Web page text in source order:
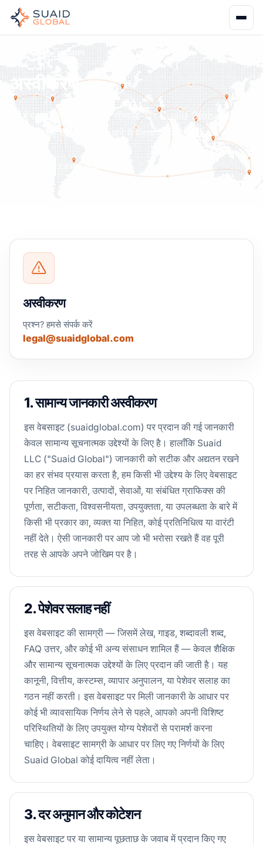
कानूनी अस्वीकरण
अस्वीकरण
इस वेबसाइट की सामग्री की सीमाओं और Suaid Global की सेवा
प्रतिबद्धताओं की प्रकृति के बारे में महत्वपूर्ण जानकारी।
अंतिम अद्यतन: 1 फरवरी 2026
अस्वीकरण
प्रश्न? हमसे संपर्क करें
legal@suaidglobal.com
1. सामान्य जानकारी अस्वीकरण
इस वेबसाइट (suaidglobal.com) पर प्रदान की गई जानकारी
केवल सामान्य सूचनात्मक उद्देश्यों के लिए है। हालाँकि Suaid
LLC ("Suaid Global") जानकारी को सटीक और अद्यतन रखने
का हर संभव प्रयास करता है, हम किसी भी उद्देश्य के लिए वेबसाइट
पर निहित जानकारी, उत्पादों, सेवाओं, या संबंधित ग्राफिक्स की
पूर्णता, सटीकता, विश्वसनीयता, उपयुक्तता, या उपलब्धता के बारे में
किसी भी प्रकार का, व्यक्त या निहित, कोई प्रतिनिधित्व या वारंटी
नहीं देते। ऐसी जानकारी पर आप जो भी भरोसा रखते हैं वह पूरी
तरह से आपके अपने जोखिम पर है।
2. पेशेवर सलाह नहीं
इस वेबसाइट की सामग्री — जिसमें लेख, गाइड, शब्दावली शब्द,
FAQ उत्तर, और कोई भी अन्य संसाधन शामिल हैं — केवल शैक्षिक
और सामान्य सूचनात्मक उद्देश्यों के लिए प्रदान की जाती है। यह
कानूनी, वित्तीय, कस्टम्स, व्यापार अनुपालन, या पेशेवर सलाह का
गठन नहीं करती। इस वेबसाइट पर मिली जानकारी के आधार पर
कोई भी व्यावसायिक निर्णय लेने से पहले, आपको अपनी विशिष्ट
परिस्थितियों के लिए उपयुक्त योग्य पेशेवरों से परामर्श करना
चाहिए। वेबसाइट सामग्री के आधार पर लिए गए निर्णयों के लिए
Suaid Global कोई दायित्व नहीं लेता।
3. दर अनुमान और कोटेशन
इस वेबसाइट पर या सामान्य पूछताछ के जवाब में प्रदान किए गए